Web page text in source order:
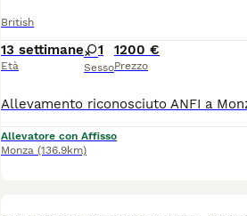
British
13 settimane
Età
1
Sesso
1200 €
Prezzo
Allevatore con Affisso
Monza (136.9km)